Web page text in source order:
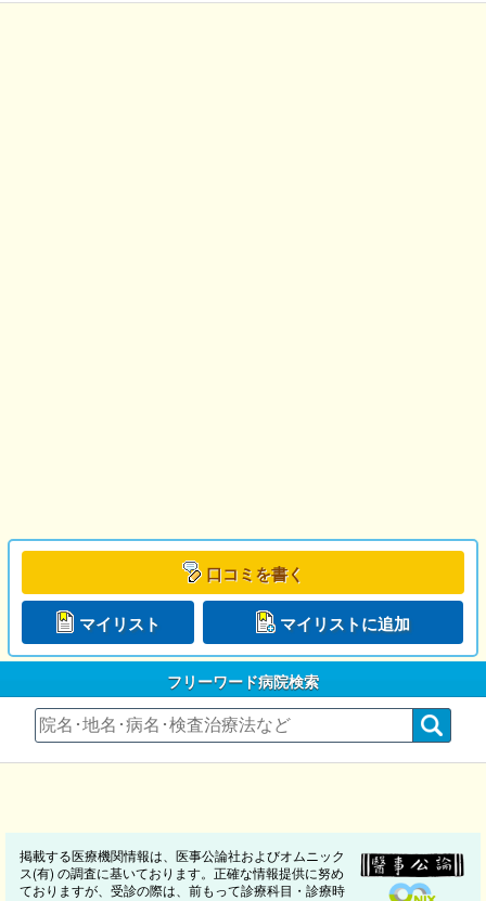
口コミを書く
マイリスト マイリストに追加
フリーワード病院検索
掲載する医療機関情報は、医事公論社およびオムニック
ス(有) の調査に基いております。正確な情報提供に努め
ておりますが、受診の際は、前もって診療科目・診療時